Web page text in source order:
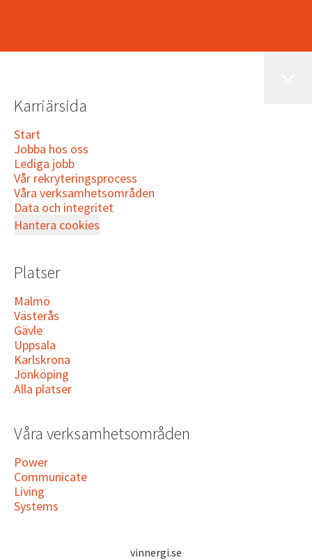
Karriärsida
Start
Jobba hos oss
Lediga jobb
Vår rekryteringsprocess
Våra verksamhetsområden
Data och integritet
Hantera cookies
Platser
Malmö
Västerås
Gävle
Uppsala
Karlskrona
Jönköping
Alla platser
Våra verksamhetsområden
Power
Communicate
Living
Systems
vinnergi.se